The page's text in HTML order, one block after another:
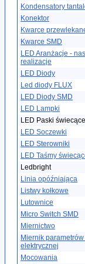
Kondensatory
Konektor
Kwarce
Kwarce SMD
LED Aranżacje -
realizacje
LED Diody
Led diody FLUX
LED Diody SMD
LED Lampki
LED Paski świecące
LED Soczewki
LED Sterowniki
LED Taśmy
Ledbright
Linia opóźniająca
Listwy kołkowe
Lutownice
Micro Switch SMD
Miernictwo
Miernik
elektrycznej
Mocowania